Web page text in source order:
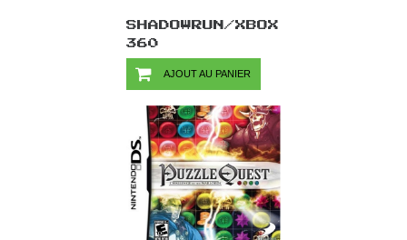
SHADOWRUN/XBOX
360
AJOUT AU PANIER